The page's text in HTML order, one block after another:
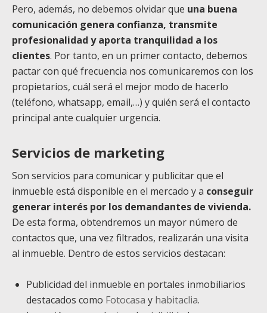
Pero, además, no debemos olvidar que una buena
comunicación genera confianza, transmite
profesionalidad y aporta tranquilidad a los
clientes. Por tanto, en un primer contacto, debemos
pactar con qué frecuencia nos comunicaremos con los
propietarios, cuál será el mejor modo de hacerlo
(teléfono, whatsapp, email,…) y quién será el contacto
principal ante cualquier urgencia.
Servicios de marketing
Son servicios para comunicar y publicitar que el
inmueble está disponible en el mercado y a conseguir
generar interés por los demandantes de vivienda.
De esta forma, obtendremos un mayor número de
contactos que, una vez filtrados, realizarán una visita
al inmueble. Dentro de estos servicios destacan:
Publicidad del inmueble en portales inmobiliarios
destacados como Fotocasa y habitaclia.